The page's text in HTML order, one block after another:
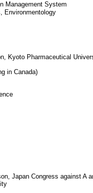
Management System
Environmentology
Kyoto Pharmaceutical
in Canada)
Japan Congress against